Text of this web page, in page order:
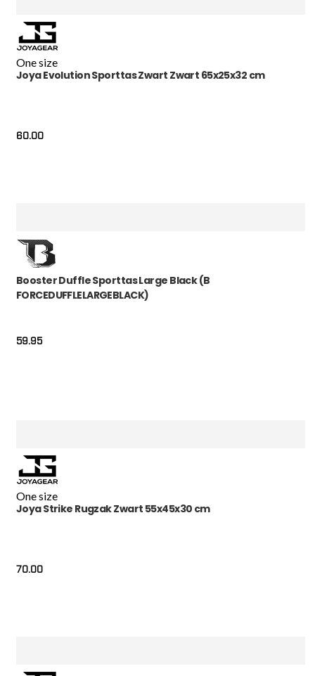
One size
Joya Evolution Sporttas Zwart Zwart 65x25x32 cm
60.00
Booster Duffle Sporttas Large Black (B
FORCEDUFFLELARGEBLACK)
59.95
One size
Joya Strike Rugzak Zwart 55x45x30 cm
70.00